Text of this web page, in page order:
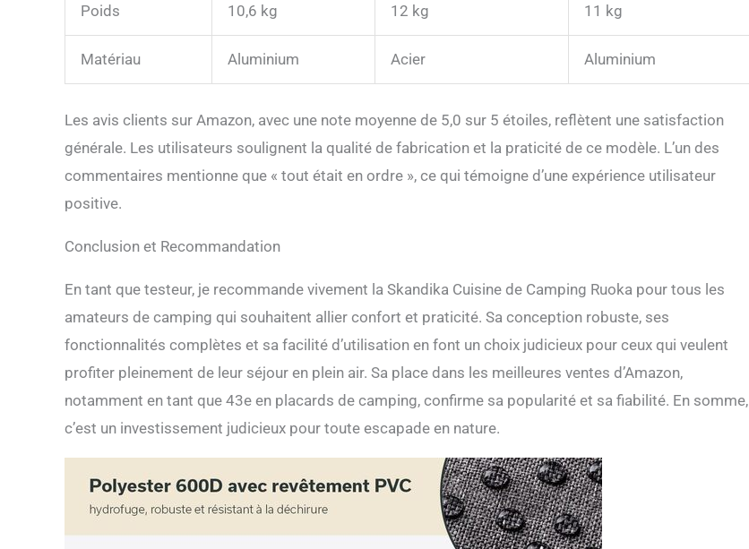
Poids 10,6 kg 12 kg 11 kg
Matériau Aluminium Acier Aluminium
Les avis clients sur Amazon, avec une note moyenne de 5,0 sur 5 étoiles, reflètent une satisfaction
générale. Les utilisateurs soulignent la qualité de fabrication et la praticité de ce modèle. L’un des
commentaires mentionne que « tout était en ordre », ce qui témoigne d’une expérience utilisateur
positive.
Conclusion et Recommandation
En tant que testeur, je recommande vivement la Skandika Cuisine de Camping Ruoka pour tous les
amateurs de camping qui souhaitent allier confort et praticité. Sa conception robuste, ses
fonctionnalités complètes et sa facilité d’utilisation en font un choix judicieux pour ceux qui veulent
profiter pleinement de leur séjour en plein air. Sa place dans les meilleures ventes d’Amazon,
notamment en tant que 43e en placards de camping, confirme sa popularité et sa fiabilité. En somme,
c’est un investissement judicieux pour toute escapade en nature.